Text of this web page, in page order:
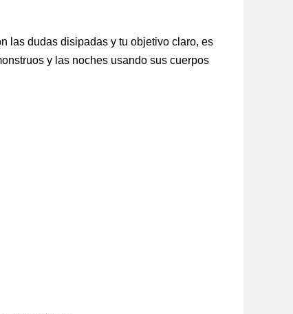
las dudas disipadas y tu objetivo claro, es
y las noches usando sus cuerpos